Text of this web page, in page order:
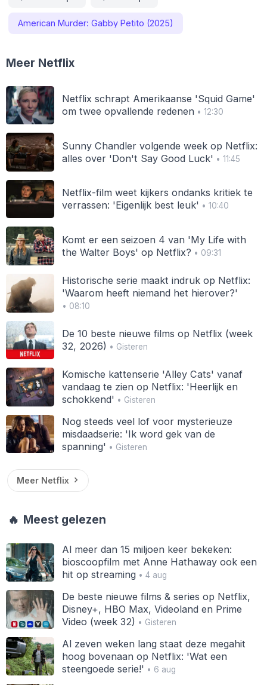
American Murder: Gabby Petito (2025)
Meer Netflix
Netflix schrapt Amerikaanse 'Squid Game'
om twee opvallende redenen• 12:30
Sunny Chandler volgende week op Netflix:
alles over 'Don't Say Good Luck' • 11:45
Netflix-film weet kijkers ondanks kritiek te
verrassen: 'Eigenlijk best leuk' • 10:40
Komt er een seizoen 4 van 'My Life with
the Walter Boys' op Netflix? • 09:31
Historische serie maakt indruk op Netflix:
'Waarom heeft niemand het hierover?'
• 08:10
De 10 beste nieuwe films op Netflix (week
32, 2026) • Gisteren
Komische kattenserie 'Alley Cats' vanaf
vandaag te zien op Netflix: 'Heerlijk en
schokkend' • Gisteren
Nog steeds veel lof voor mysterieuze
misdaadserie: 'Ik word gek van de
spanning' • Gisteren
Meer Netflix
🔥 Meest gelezen
Al meer dan 15 miljoen keer bekeken:
bioscoopfilm met Anne Hathaway ook een
hit op streaming• 4 aug
De beste nieuwe films & series op Netflix,
Disney+, HBO Max, Videoland en Prime
Video (week 32) • Gisteren
Al zeven weken lang staat deze megahit
hoog bovenaan op Netflix: 'Wat een
steengoede serie!' • 6 aug